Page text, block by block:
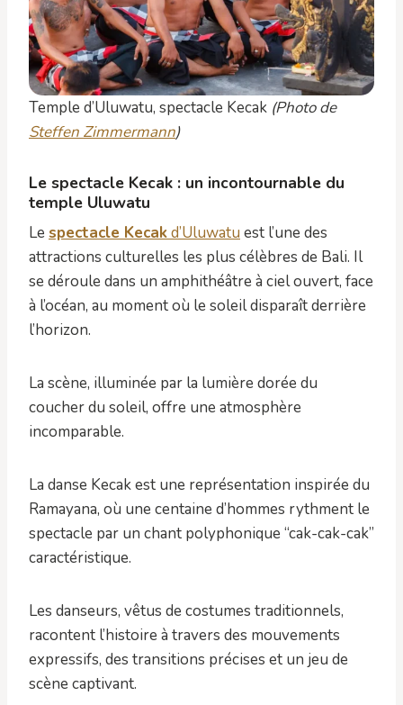
Temple d’Uluwatu, spectacle Kecak (Photo de
Steffen Zimmermann)
Le spectacle Kecak : un incontournable du
temple Uluwatu
Le spectacle Kecakd’Uluwatu est l’une des
attractions culturelles les plus célèbres de Bali. Il
se déroule dans un amphithéâtre à ciel ouvert, face
à l’océan, au moment où le soleil disparaît derrière
l’horizon.
La scène, illuminée par la lumière dorée du
coucher du soleil, offre une atmosphère
incomparable.
La danse Kecak est une représentation inspirée du
Ramayana, où une centaine d’hommes rythment le
spectacle par un chant polyphonique “cak-cak-cak”
caractéristique.
Les danseurs, vêtus de costumes traditionnels,
racontent l’histoire à travers des mouvements
expressifs, des transitions précises et un jeu de
scène captivant.